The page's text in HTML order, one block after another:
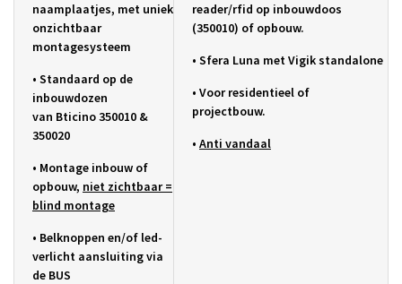
naamplaatjes, met uniek
onzichtbaar
montagesysteem
• Standaard op de
inbouwdozen
van Bticino 350010 &
350020
• Montage inbouw of
opbouw, niet zichtbaar =
blind montage
• Belknoppen en/of led-
verlicht aansluiting via
de BUS
reader/rfid op inbouwdoos
(350010) of opbouw.
• Sfera Luna met Vigik standalone
• Voor residentieel of
projectbouw.
• Anti vandaal